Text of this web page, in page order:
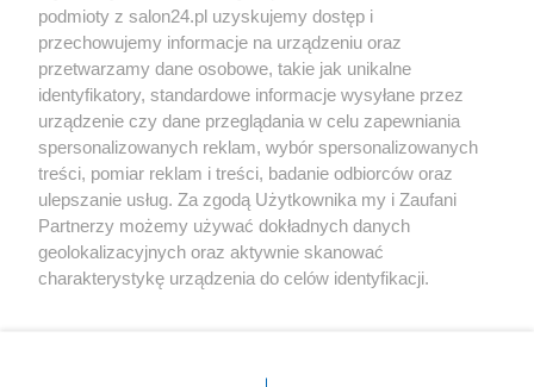
Społeczeństwo
Kultura
X Facebook Instagram Youtube
podmioty z salon24.pl uzyskujemy dostęp i
przechowujemy informacje na urządzeniu oraz
przetwarzamy dane osobowe, takie jak unikalne
identyfikatory, standardowe informacje wysyłane przez
urządzenie czy dane przeglądania w celu zapewniania
spersonalizowanych reklam, wybór spersonalizowanych
treści, pomiar reklam i treści, badanie odbiorców oraz
ulepszanie usług. Za zgodą Użytkownika my i Zaufani
Partnerzy możemy używać dokładnych danych
geolokalizacyjnych oraz aktywnie skanować
charakterystykę urządzenia do celów identyfikacji.
zmienić/wycofać klikając przycisk ustawień prywatności